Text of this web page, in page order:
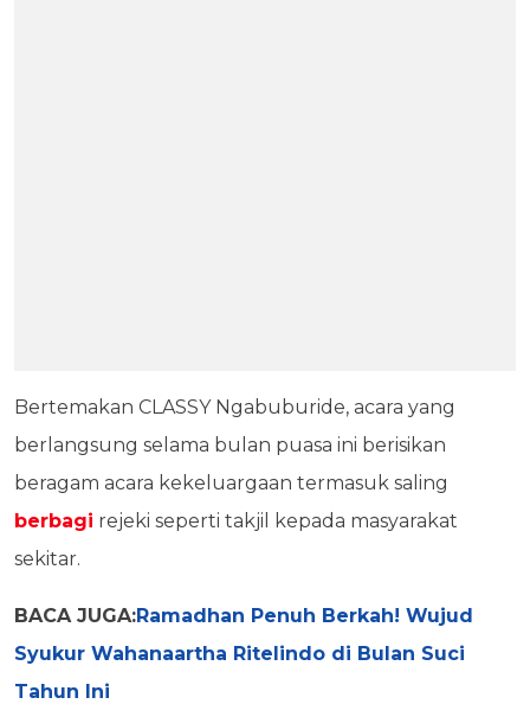
Bertemakan CLASSY Ngabuburide, acara yang
berlangsung selama bulan puasa ini berisikan
beragam acara kekeluargaan termasuk saling
berbagi rejeki seperti takjil kepada masyarakat
sekitar.
BACA JUGA:Ramadhan Penuh Berkah! Wujud
Syukur Wahanaartha Ritelindo di Bulan Suci
Tahun Ini